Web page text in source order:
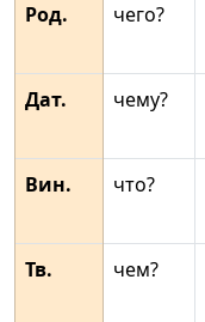
Род.
чего?
Дат.
чему?
Вин.
что?
Тв.
чем?